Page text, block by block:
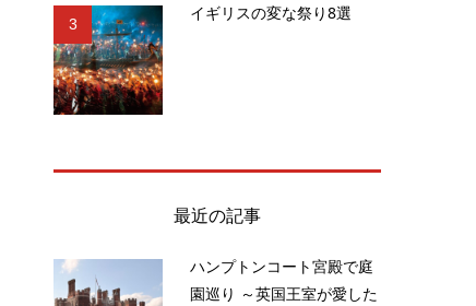
3
イギリスの変な祭り8選
最近の記事
ハンプトンコート宮殿で庭
園巡り ～英国王室が愛した